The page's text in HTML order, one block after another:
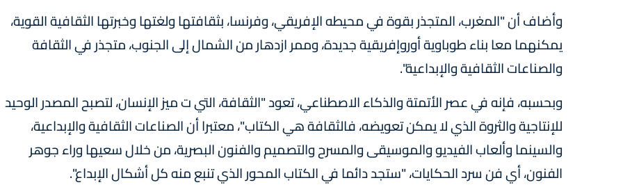
وأضاف أن "المغرب، المتجذر بقوة في محيطه الإفريقي، وفرنسا، بثقافتها ولغتها وخبرتها الثقافية القوية،
يمكنهما معا بناء طوباوية أوروإفريقية جديدة، وممر ازدهار من الشمال إلى الجنوب، متجذر في الثقافة
والصناعات الثقافية والإبداعية".
وبحسبه، فإنه في عصر الأتمتة والذكاء الاصطناعي، تعود "الثقافة، التي ت ميز الإنسان، لتصبح المصدر الوحيد
للإنتاجية والثروة الذي لا يمكن تعويضه، فالثقافة هي الكتاب"، معتبرا أن الصناعات الثقافية والإبداعية،
والسينما وألعاب الفيديو والموسيقى والمسرح والتصميم والفنون البصرية، من خلال سعيها وراء جوهر
الفنون، أي فن سرد الحكايات، "ستجد دائما في الكتاب المحور الذي تنبع منه كل أشكال الإبداع".